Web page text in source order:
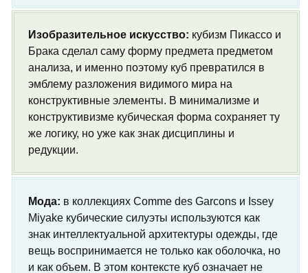
Изобразительное искусство: кубизм Пикассо и
Брака сделал саму форму предмета предметом
анализа, и именно поэтому куб превратился в
эмблему разложения видимого мира на
конструктивные элементы. В минимализме и
конструктивизме кубическая форма сохраняет ту
же логику, но уже как знак дисциплины и
редукции.
Мода: в коллекциях Comme des Garcons и Issey
Miyake кубические силуэты используются как
знак интеллектуальной архитектуры одежды, где
вещь воспринимается не только как оболочка, но
и как объем. В этом контексте куб означает не